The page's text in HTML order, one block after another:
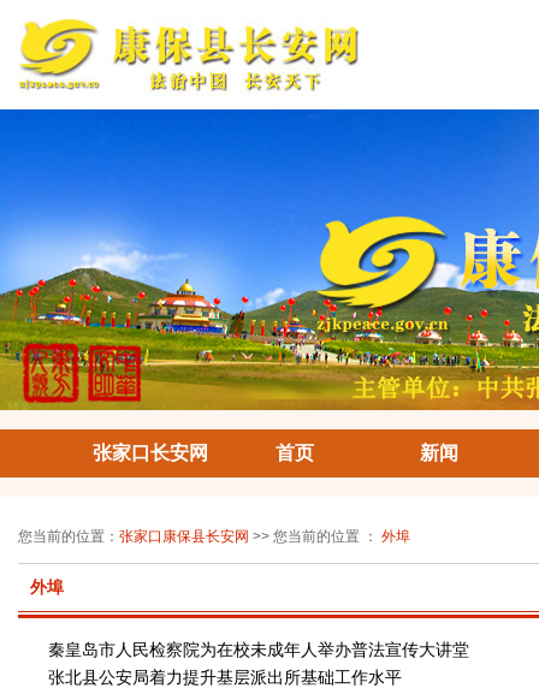
张家口长安网 首页 新闻
您当前的位置： 张家口康保县长安网 >> 您当前的位置 ： 外埠
外埠
秦皇岛市人民检察院为在校未成年人举办普法宣传大讲堂
张北县公安局着力提升基层派出所基础工作水平